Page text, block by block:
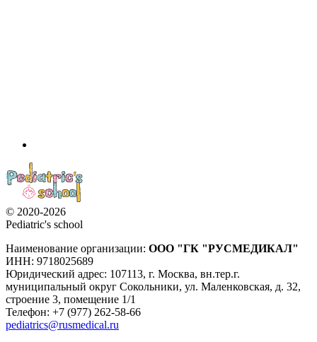
© 2020-2026
Pediatric's school
Наименование организации: ООО "ГК "РУСМЕДИКАЛ"
ИНН: 9718025689
Юридический адрес: 107113, г. Москва, вн.тер.г.
муниципальный округ Сокольники, ул. Маленковская, д. 32,
строение 3, помещение 1/1
Телефон: +7 (977) 262-58-66
pediatrics@rusmedical.ru